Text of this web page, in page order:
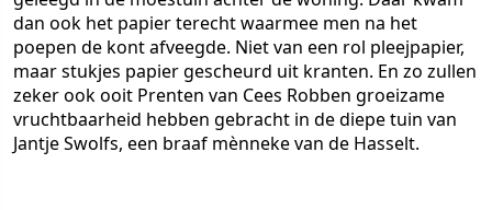
dan ook het papier terecht waarmee men na het
poepen de kont afveegde. Niet van een rol pleejpapier,
maar stukjes papier gescheurd uit kranten. En zo zullen
zeker ook ooit Prenten van Cees Robben groeizame
vruchtbaarheid hebben gebracht in de diepe tuin van
Jantje Swolfs, een braaf mènneke van de Hasselt.